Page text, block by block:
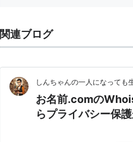
関連ブログ
しんちゃんの一人になっても
お名前.comの
らプライバシー保